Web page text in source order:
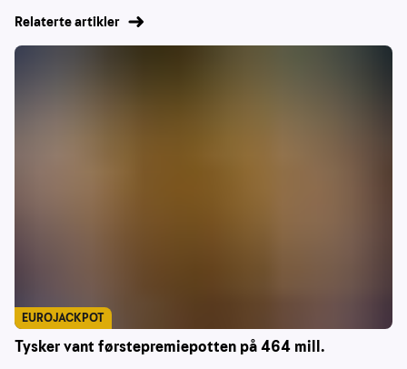
Relaterte artikler
Tysker vant førstepremiepotten på 464 mill.
EUROJACKPOT